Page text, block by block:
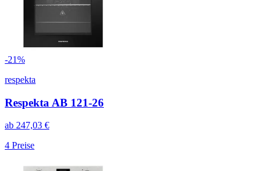
-21%
respekta
Respekta AB 121-26
ab 247,03 €
4 Preise